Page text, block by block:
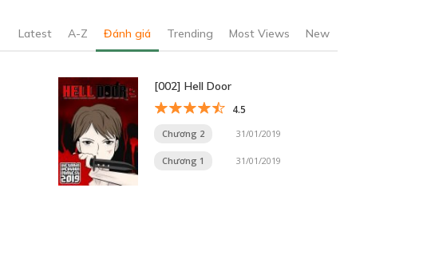
Latest A-Z Đánh giá Trending Most Views New
[002] Hell Door
4.5
Chương 2 31/01/2019
Chương 1 31/01/2019